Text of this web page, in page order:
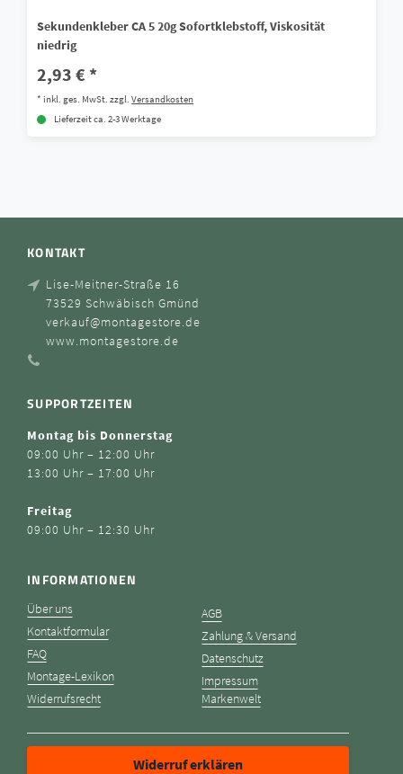
Sekundenkleber CA 5 20g Sofortklebstoff, Viskosität
niedrig
2,93 € *
*inkl. ges. MwSt. zzgl.Versandkosten
Lieferzeit ca. 2-3 Werktage
KONTAKT
Lise-Meitner-Straße 16
73529 Schwäbisch Gmünd
verkauf@montagestore.de
www.montagestore.de
SUPPORTZEITEN
Montag bis Donnerstag
09:00 Uhr – 12:00 Uhr
13:00 Uhr – 17:00 Uhr
Freitag
09:00 Uhr – 12:30 Uhr
INFORMATIONEN
Über uns
Kontaktformular
FAQ
Montage-Lexikon
Widerrufsrecht
AGB
Zahlung & Versand
Datenschutz
Impressum
Markenwelt
Widerruf erklären